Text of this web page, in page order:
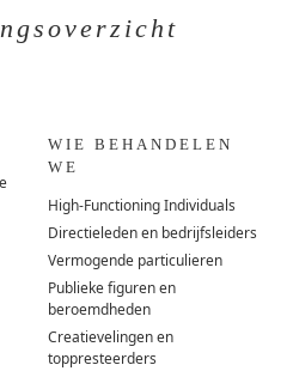
WIE BEHANDELEN
WE
High-Functioning Individuals
Directieleden en bedrijfsleiders
Vermogende particulieren
Publieke figuren en
beroemdheden
Creatievelingen en
toppresteerders